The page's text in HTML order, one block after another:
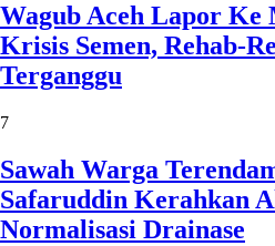
Wagub Aceh Lapor Ke
Krisis Semen, Rehab-
Terganggu
7
Sawah Warga
Safaruddin Kerahkan
Normalisasi Drainase